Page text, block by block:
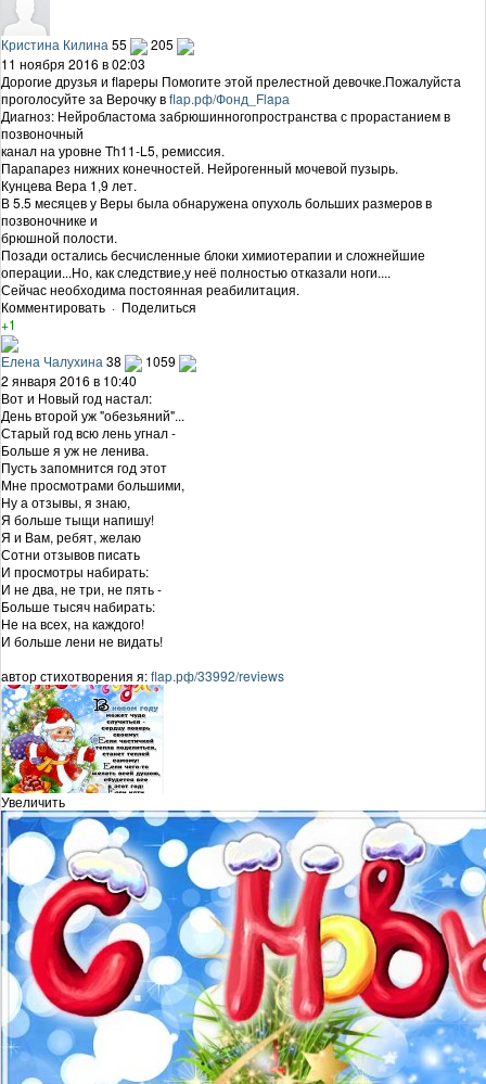
Кристина Килина55
205
11 ноября 2016 в 02:03
Дорогие друзья и flapеры Помогите этой прелестной девочке.Пожалуйста
проголосуйте за Верочку вflap.рф/Фонд_Flapа
Диагноз: Нейробластома забрюшинногопространства с прорастанием в
позвоночный
канал на уровне Th11-L5, ремиссия.
Парапарез нижних конечностей. Нейрогенный мочевой пузырь.
Кунцева Вера 1,9 лет.
В 5.5 месяцев у Веры была обнаружена опухоль больших размеров в
позвоночнике и
брюшной полости.
Позади остались бесчисленные блоки химиотерапии и сложнейшие
операции...Но, как следствие,у неё полностью отказали ноги....
Сейчас необходима постоянная реабилитация.
Комментировать · Поделиться
+1
Елена Чалухина 38
1059
2 января 2016 в 10:40
Вот и Новый год настал:
День второй уж "обезьяний"...
Старый год всю лень угнал -
Больше я уж не ленива.
Пусть запомнится год этот
Мне просмотрами большими,
Ну а отзывы, я знаю,
Я больше тыщи напишу!
Я и Вам, ребят, желаю
Сотни отзывов писать
И просмотры набирать:
И не два, не три, не пять -
Больше тысяч набирать:
Не на всех, на каждого!
И больше лени не видать!
автор стихотворения я:flap.рф/33992/reviews
Увеличить